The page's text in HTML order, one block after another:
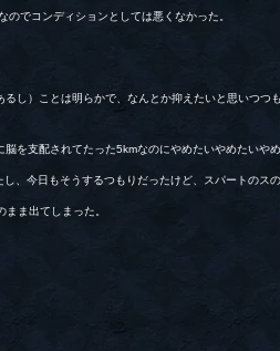
でコンディションとしては悪くなかった。
し）ことは明らかで、なんとか抑えたいと思いつつ
を支配されてたった5kmなのにやめたいやめたいや
、今日もそうするつもりだったけど、スパートのスの
ま出てしまった。